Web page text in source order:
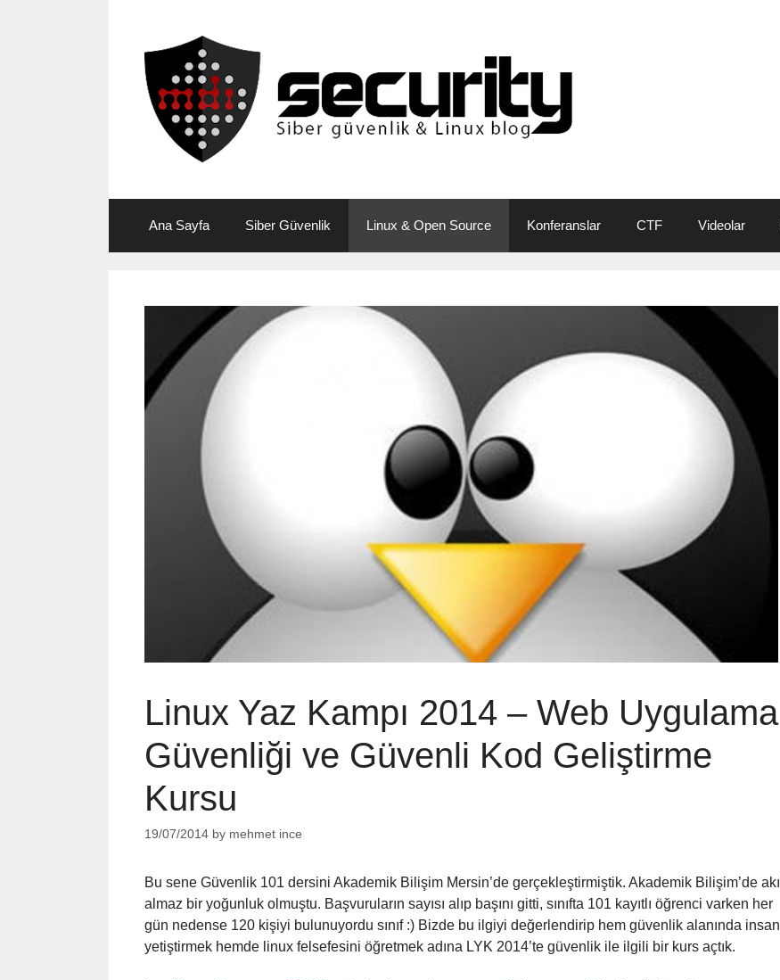
Ana Sayfa Siber Güvenlik Linux & Open Source Konferanslar CTF Videolar
Linux Yaz Kampı 2014 – Web Uygulama
Güvenliği ve Güvenli Kod Geliştirme
Kursu
19/07/2014 by mehmet ince
Bu sene Güvenlik 101 dersini Akademik Bilişim Mersin’de gerçekleştirmiştik. Akademik Bilişim’de akıl
almaz bir yoğunluk olmuştu. Başvuruların sayısı alıp başını gitti, sınıfta 101 kayıtlı öğrenci varken her
gün nedense 120 kişiyi bulunuyordu sınıf :) Bizde bu ilgiyi değerlendirip hem güvenlik alanında insan
yetiştirmek hemde linux felsefesini öğretmek adına LYK 2014’te güvenlik ile ilgili bir kurs açtık.